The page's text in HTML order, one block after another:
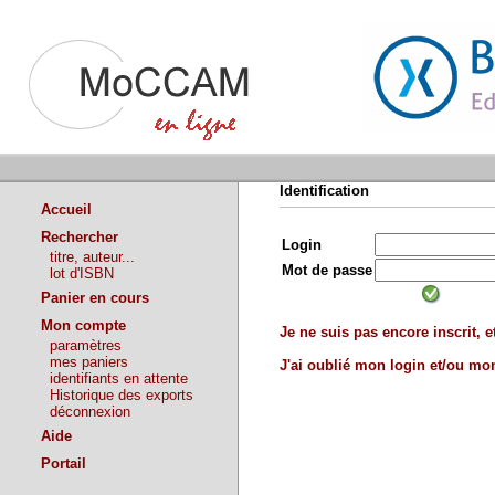
Accueil
Rechercher
titre, auteur...
lot d'ISBN
Panier en cours
Mon compte
paramètres
mes paniers
identifiants en attente
Historique des exports
déconnexion
Aide
Portail
Identification
Login
Mot de passe
Je ne suis pas encore inscrit,
J'ai oublié mon login et/ou